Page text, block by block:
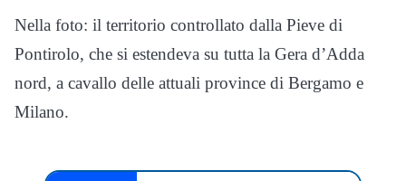
Nella foto: il territorio controllato dalla Pieve di
Pontirolo, che si estendeva su tutta la Gera d’Adda
nord, a cavallo delle attuali province di Bergamo e
Milano.